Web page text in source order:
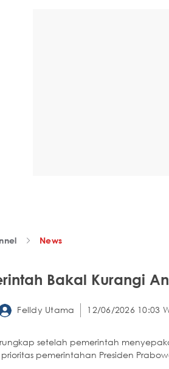
News
Bakal Kurangi
Felldy Utama 12/06/2026 10:03
setelah pemerintah
pemerintahan Presiden